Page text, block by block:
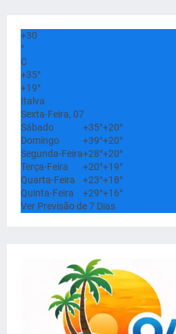
+30
°
C
+35°
+19°
Italva
Sexta-Feira, 07
Sábado
+35°+20°
Domingo
+39°+20°
Segunda-Feira+28°+20°
Terça-Feira
+20°+19°
Quarta-Feira
+23°+18°
Quinta-Feira
+29°+16°
Ver Previsão de 7 Dias